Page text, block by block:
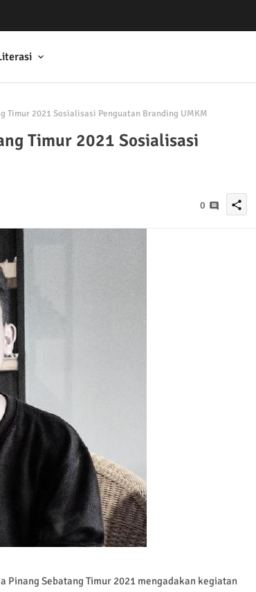
Timur 2021 Sosialisasi Penguatan Branding UMKM
Timur 2021 Sosialisasi
0 share
Pinang Sebatang Timur 2021 mengadakan kegiatan